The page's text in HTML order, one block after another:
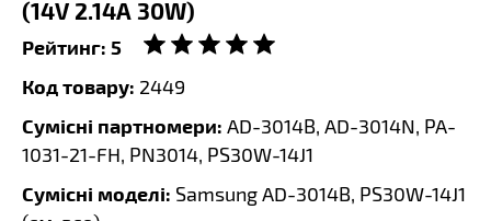
(14V 2.14A 30W)
Рейтинг: 5
Код товару: 2449
Сумісні партномери: AD-3014B, AD-3014N, PA-
1031-21-FH, PN3014, PS30W-14J1
Сумісні моделі: Samsung AD-3014B, PS30W-14J1